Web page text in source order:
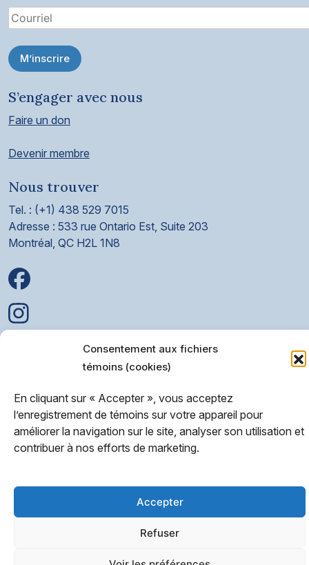
Consentement aux fichiers
témoins (cookies)
En cliquant sur « Accepter », vous acceptez
l’enregistrement de témoins sur votre appareil pour
améliorer la navigation sur le site, analyser son utilisation et
contribuer à nos efforts de marketing.
Accepter
Refuser
M’inscrire
S’engager avec nous
Faire un don
Devenir membre
Nous trouver
Tel. : (+1) 438 529 7015
Adresse : 533 rue Ontario Est, Suite 203
Montréal, QC H2L 1N8
Organisme de bienfaisance enregistré: 79201 5133
Politique de confidentialité